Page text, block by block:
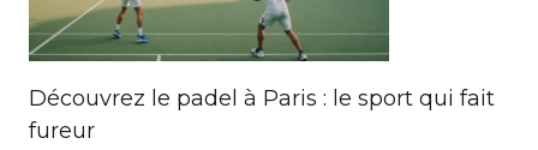
Découvrez le padel à Paris : le sport qui fait
fureur